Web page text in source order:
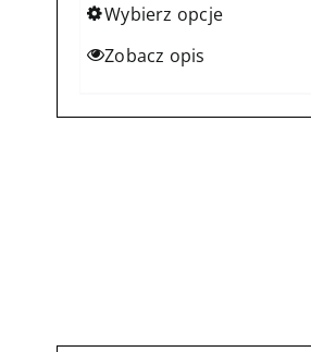
Wybierz opcje
Ten
produktu
Zobacz opis